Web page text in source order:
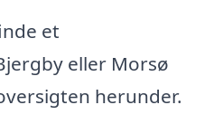
et
eller Morsø
herunder.